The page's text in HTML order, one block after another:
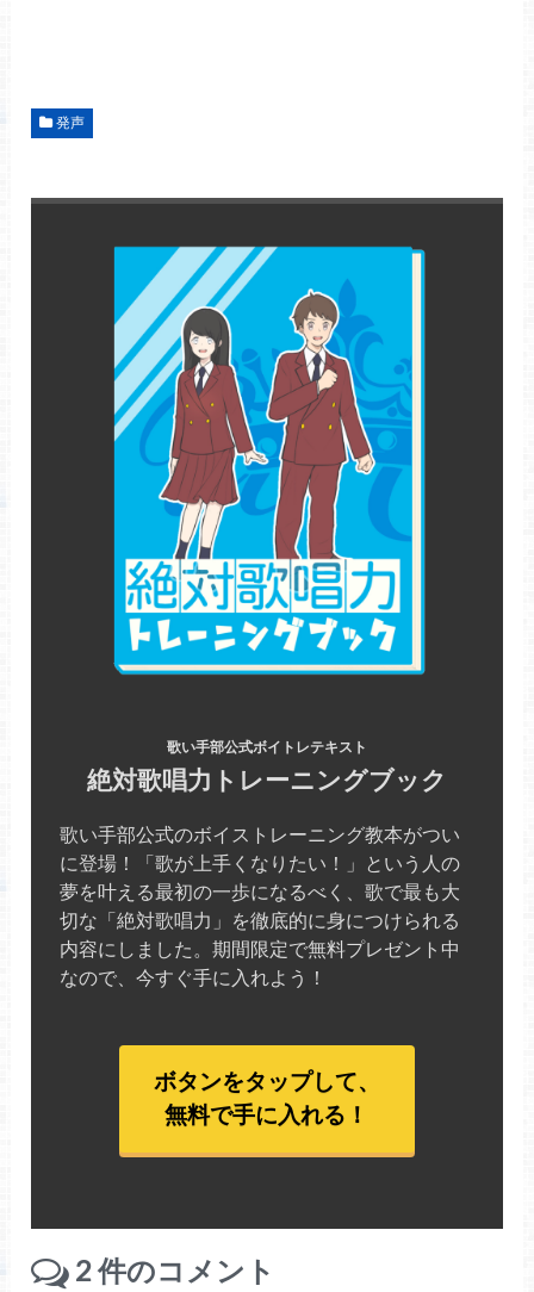
発声
歌い手部公式ボイトレテキスト
絶対歌唱力トレーニングブック
歌い手部公式のボイストレーニング教本がつい
に登場！「歌が上手くなりたい！」という人の
夢を叶える最初の一歩になるべく、歌で最も大
切な「絶対歌唱力」を徹底的に身につけられる
内容にしました。期間限定で無料プレゼント中
なので、今すぐ手に入れよう！
ボタンをタップして、
無料で手に入れる！
2件のコメント